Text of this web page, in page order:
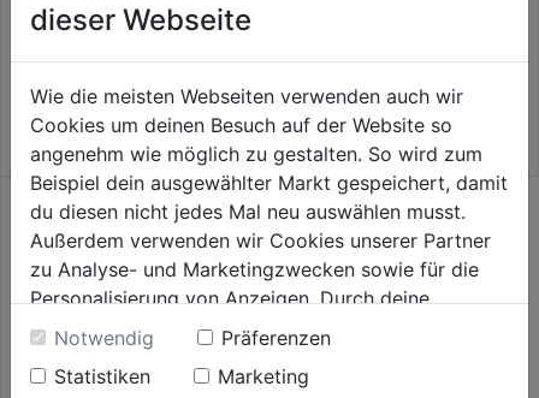
Feuerlöscher Wasser/Schaum
SDE E fluorfrei/A+B 6l DD
74,99€
dieser Webseite
Wie die meisten Webseiten verwenden auch wir
Cookies um deinen Besuch auf der Website so
angenehm wie möglich zu gestalten. So wird zum
Beispiel dein ausgewählter Markt gespeichert, damit
du diesen nicht jedes Mal neu auswählen musst.
Außerdem verwenden wir Cookies unserer Partner
zu Analyse- und Marketingzwecken sowie für die
Personalisierung von Anzeigen. Durch deine
Einwilligung werden die Daten von Drittanbieter,
unter anderem auch in den USA, verarbeitet.
Durch Klick auf "Alle Cookies erlauben" stimmst du
Notwendig
Präferenzen
Statistiken
Marketing